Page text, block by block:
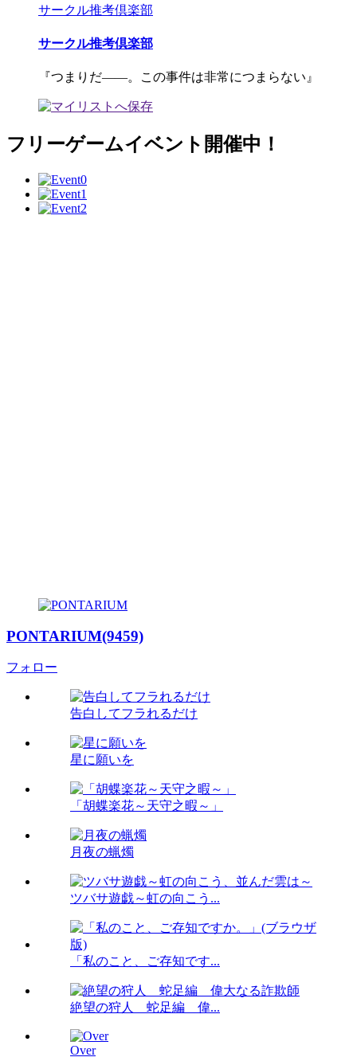
サークル推考倶楽部
サークル推考倶楽部
『つまりだ――。この事件は非常につまらない』
フリーゲームイベント開催中！
PONTARIUM(9459)
フォロー
告白してフラれるだけ
星に願いを
「胡蝶楽花～天守之暇～」
月夜の蝋燭
ツバサ遊戯～虹の向こう...
「私のこと、ご存知です...
絶望の狩人 蛇足編 偉...
Over